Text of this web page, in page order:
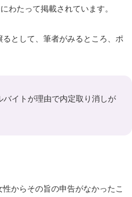
わたって掲載されています。
として、筆者がみるところ、ポ
バイトが理由で内定取り消しが
からその旨の申告がなかったこ